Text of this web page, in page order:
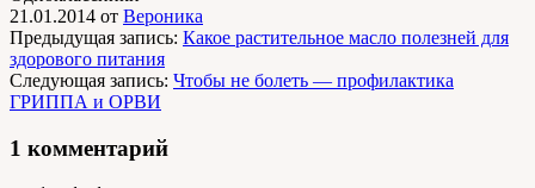
21.01.2014 от Вероника
Предыдущая запись: Какое растительное масло полезней для
здорового питания
Следующая запись: Чтобы не болеть — профилактика
ГРИППА и ОРВИ
1 комментарий